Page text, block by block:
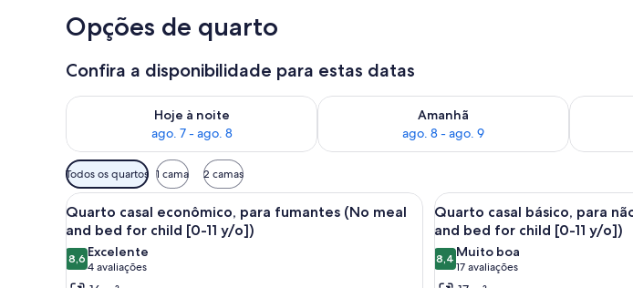
Opções de quarto
Confira a disponibilidade para estas datas
Hoje à noite
ago. 7 - ago. 8
Verifica a disponibilidade para esta noite, ago. 7 - ago. 8
Amanhã
ago. 8 - ago. 9
Verifica a disponibilidade para amanhã, ago. 8 -
Verifica
Filtros
disponíveis
para
os
quartos
Todos os quartos 1 cama 2 camas
Carrega
todas
as
fotos
Quarto de hotel com uma cama grande, uma escrivaninha com televisão
16
Quarto casal econômico, para fumantes (No meal
and bed for child [0-11 y/o])
8,68,6 de 10
Excelente
4 avaliações
(4
Carrega
todas
as
fotos
16
Quarto casal básico, para
and bed for child [0-11 y/o])
8,48,4 de 10
Muito boa
17 avaliações
(17